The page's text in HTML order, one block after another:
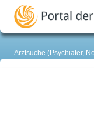
Arztsuche (Psychiater,